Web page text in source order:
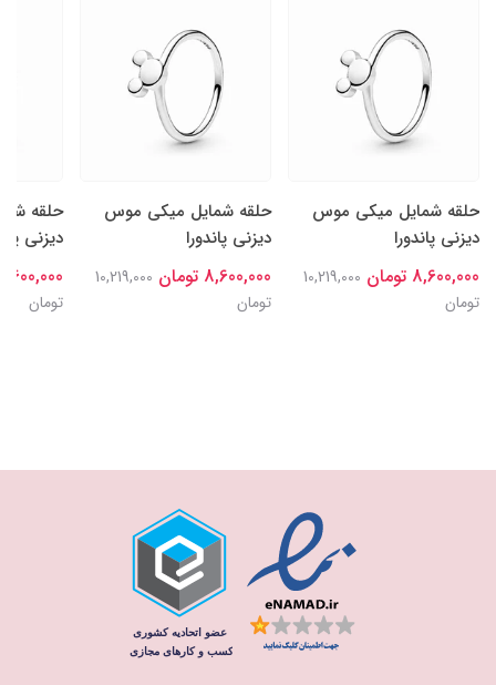
حلقه شمایل میکی موس
دیزنی پاندورا
8,600,000 تومان
10,219,000
تومان
حلقه شمایل میکی موس
دیزنی پاندورا
8,600,000 تومان
10,219,000
تومان
حلقه
دیزنی
8,600,000
تومان